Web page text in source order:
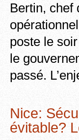
Bertin, chef
poste le
le
passé.
Nice:
évitable?